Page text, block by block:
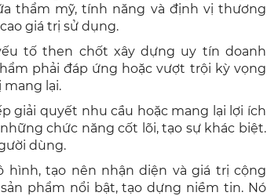
thẩm mỹ, tính năng và định vị thương
giá trị sử dụng.
tố then chốt xây dựng uy tín doanh
phải đáp ứng hoặc vượt trội kỳ vọng
mang lại.
giải quyết nhu cầu hoặc mang lại lợi ích
chức năng cốt lõi, tạo sự khác biệt.
dùng.
hình, tạo nên nhận diện và giá trị cộng
phẩm nổi bật, tạo dựng niềm tin. Nó